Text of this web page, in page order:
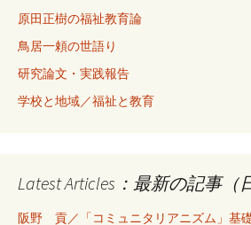
原田正樹の福祉教育論
鳥居一頼の世語り
研究論文・実践報告
学校と地域／福祉と教育
Latest Articles：最新の記事（
阪野 貢／「コミュニタリアニズム」基